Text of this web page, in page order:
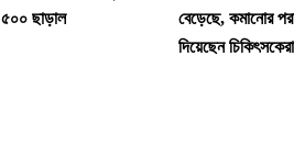
৫০০ ছাড়াল
বেড়েছে, কমানোর
দিয়েছেন চিকিৎসকেরা